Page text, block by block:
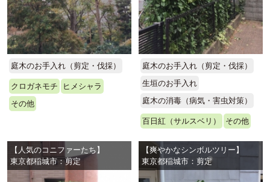
庭木のお手入れ（剪定・伐採）
クロガネモチ
ヒメシャラ
その他
庭木のお手入れ（剪定・伐採）
生垣のお手入れ
庭木の消毒（病気・害虫対策）
百日紅（サルスベリ） その他
【人気のコニファーたち】
東京都稲城市：剪定
【爽やかなシンボルツリー】
東京都稲城市：剪定